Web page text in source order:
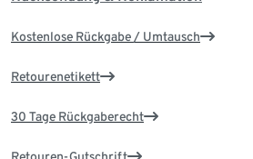
Kostenlose Rückgabe / Umtausch
Retourenetikett
30 Tage Rückgaberecht